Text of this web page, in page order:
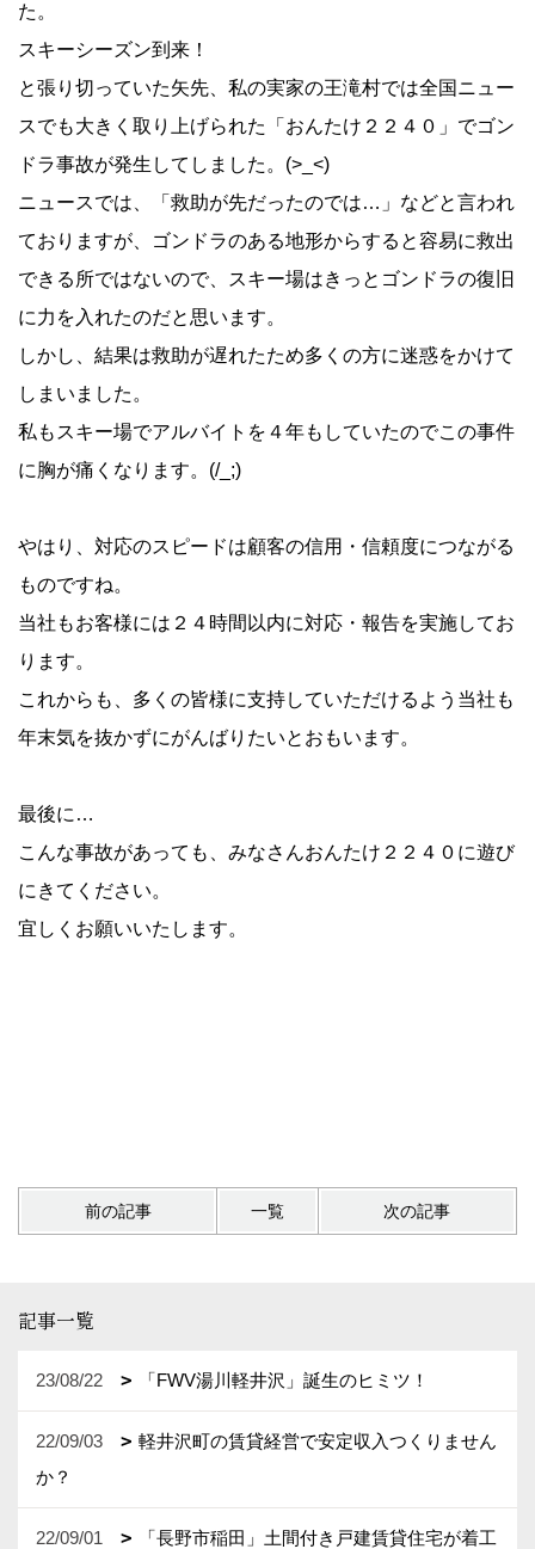
た。
スキーシーズン到来！
と張り切っていた矢先、私の実家の王滝村では全国ニュー
スでも大きく取り上げられた「 おんたけ２２４０ 」でゴン
ドラ事故が発生してしました。(>_<)
ニュースでは、「救助が先だったのでは…」などと言われ
ておりますが、ゴンドラのある地形からすると容易に救出
できる所ではないので、スキー場はきっとゴンドラの復旧
に力を入れたのだと思います。
しかし、結果は救助が遅れたため多くの方に迷惑をかけて
しまいました。
私もスキー場でアルバイトを４年もしていたのでこの事件
に胸が痛くなります。(/_;)
やはり、対応のスピードは顧客の信用・信頼度につながる
ものですね。
当社もお客様には２４時間以内に対応・報告を実施してお
ります。
これからも、多くの皆様に支持していただけるよう当社も
年末気を抜かずにがんばりたいとおもいます。
最後に…
こんな事故があっても、みなさんおんたけ２２４０ に遊び
にきてください。
宜しくお願いいたします。
前の記事 一覧 次の記事
記事一覧
23/08/22 「FWV湯川軽井沢」誕生のヒミツ！
22/09/03
軽井沢町の賃貸経営で安定収入つくりません
か？
22/09/01
「長野市稲田」土間付き戸建賃貸住宅が着工